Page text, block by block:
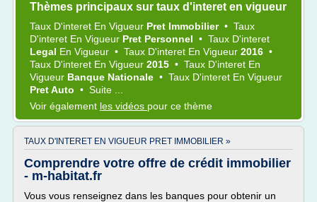
Thèmes principaux sur taux d'interet en vigueur
Taux D'interet En Vigueur Pret Immobilier • Taux
D'interet En Vigueur Pret Personnel • Taux D'interet
Legal En Vigueur • Taux D'interet En Vigueur 2016 •
Taux D'interet En Vigueur 2015 • Taux D'interet En
Vigueur Banque Nationale • Taux D'interet En Vigueur
Pret Auto • Suite ...
Voir également les vidéos pour ce thème
TAUX D'INTERET EN VIGUEUR PRET IMMOBILIER »
Comprendre votre offre de crédit immobilier
- m-habitat.fr
Vous vous renseignez dans les banques pour obtenir un